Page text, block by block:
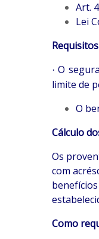
Art.
Lei
Requisitos
·O
limite de
O
Cálculo
Os
com
Como